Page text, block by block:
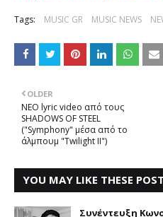
Tags: MUSIC GR MUSIC NEWS
OLDER
NEO lyric video από τους
SHADOWS OF STEEL
("Symphony" μέσα από το
άλμπουμ "Twilight II")
YOU MAY LIKE THESE
Συνέντευξη